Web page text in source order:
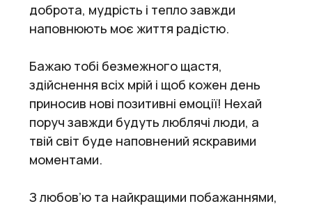
доброта, мудрість і тепло завжди
наповнюють моє життя радістю.
Бажаю тобі безмежного щастя,
здійснення всіх мрій і щоб кожен день
приносив нові позитивні емоції! Нехай
поруч завжди будуть люблячі люди, а
твій світ буде наповнений яскравими
моментами.
З любов’ю та найкращими побажаннями,